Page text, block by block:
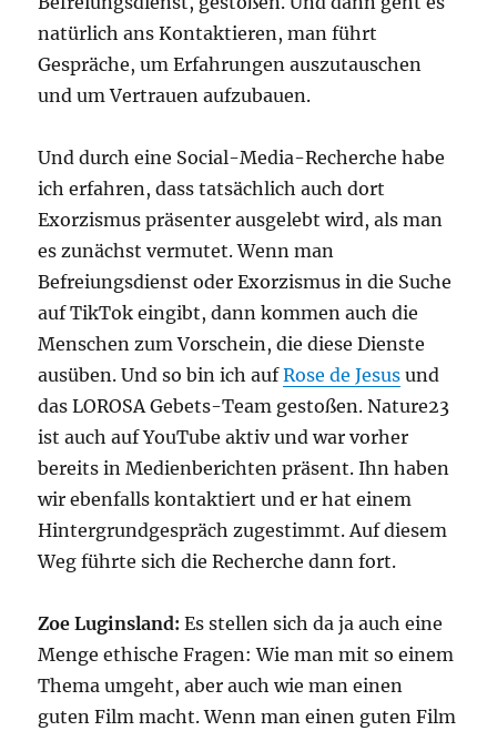
natürlich ans Kontaktieren, man führt
Gespräche, um Erfahrungen auszutauschen
und um Vertrauen aufzubauen.
Und durch eine Social-Media-Recherche habe
ich erfahren, dass tatsächlich auch dort
Exorzismus präsenter ausgelebt wird, als man
es zunächst vermutet. Wenn man
Befreiungsdienst oder Exorzismus in die Suche
auf TikTok eingibt, dann kommen auch die
Menschen zum Vorschein, die diese Dienste
ausüben. Und so bin ich aufRose de Jesus und
das LOROSA Gebets-Team gestoßen. Nature23
ist auch auf YouTube aktiv und war vorher
bereits in Medienberichten präsent. Ihn haben
wir ebenfalls kontaktiert und er hat einem
Hintergrundgespräch zugestimmt. Auf diesem
Weg führte sich die Recherche dann fort.
Zoe Luginsland: Es stellen sich da ja auch eine
Menge ethische Fragen: Wie man mit so einem
Thema umgeht, aber auch wie man einen
guten Film macht. Wenn man einen guten Film